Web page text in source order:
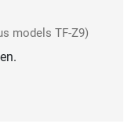
models TF-Z9)